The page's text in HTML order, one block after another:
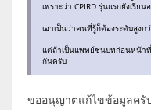
เพราะว่า CPIRD รุ่นแรกยังเรี
เอาเป็นว่าคนที่รู้ก็ต้องระดับสูงก
แต่ถ้าเป็นแพทย์ชนบทก่อนหน้า
กันครับ
ขออนุญาตแก้ไขข้อมูลครั